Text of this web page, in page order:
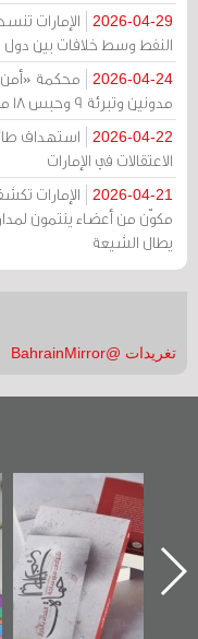
2026-04-29
الإمارات
النفط وسط خلافات بين دول
2026-04-24
مدونين وتبرئة 9 وحبس 18 متهماً بالتعاطف مع إيران
2026-04-22
استهداف
الاعتقالات في الإمارات
2026-04-21
الإمارات
مكوّن من أعضاء ينتمون
يطال الشيعة
تغريدات @BahrainMirror
"حماة الباب الأخير":
الإصدار الأول عن
اعتصام الدراز
وأحداث ساحة
الفداء لمركز أوال
للدراسات والتوثيق